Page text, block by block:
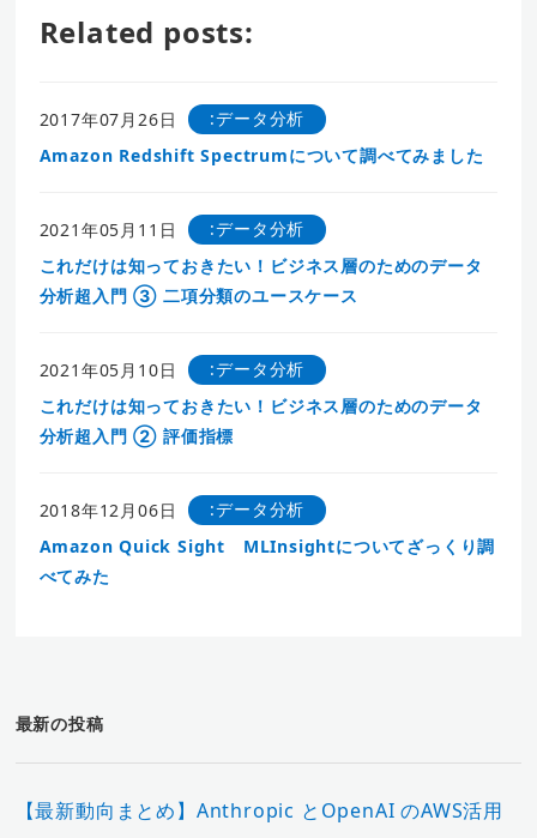
Related posts:
2017年07月26日
:データ分析
Amazon Redshift Spectrumについて調べてみました
2021年05月11日
:データ分析
これだけは知っておきたい！ビジネス層のためのデータ
分析超入門 ③ 二項分類のユースケース
2021年05月10日
:データ分析
これだけは知っておきたい！ビジネス層のためのデータ
分析超入門 ② 評価指標
2018年12月06日
:データ分析
Amazon Quick Sight MLInsightについてざっくり調
べてみた
最新の投稿
【最新動向まとめ】Anthropic とOpenAI のAWS活用